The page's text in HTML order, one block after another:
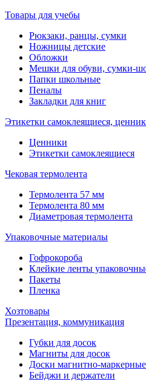
Товары для учебы
Рюкзаки, ранцы, сумки
Ножницы детские
Обложки
Мешки для обуви, сумки-
Папки школьные
Пеналы
Закладки для книг
Этикетки самоклеящиеся,
Ценники
Этикетки самоклеящиеся
Чековая термолента
Термолента 57 мм
Термолента 80 мм
Диаметровая термолента
Упаковочные материалы
Гофрокороба
Клейкие ленты
Пакеты
Пленка
Хозтовары
Презентация, коммуникация
Губки для досок
Магниты для досок
Доски магнитно-маркерные
Бейджи и держатели